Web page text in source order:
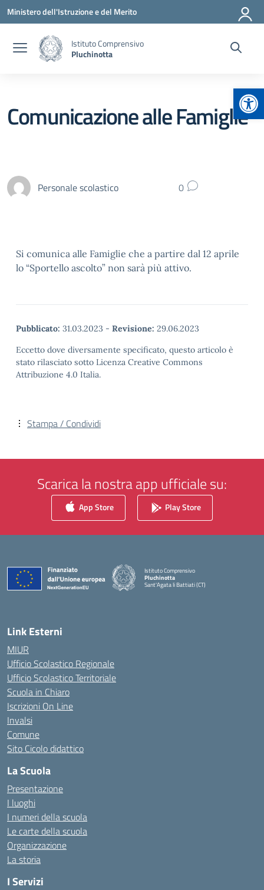
Vai ai contenuti
Vai al menu di navigazione
Vai al footer
Ministero dell'Istruzione e del Merito
Istituto Comprensivo
Pluchinotta
Comunicazione alle Famiglie
Personale scolastico 0
Si comunica alle Famiglie che a partire dal 12 aprile
lo “Sportello ascolto” non sarà più attivo.
Pubblicato: 31.03.2023 - Revisione: 29.06.2023
Eccetto dove diversamente specificato, questo articolo è
stato rilasciato sotto Licenza Creative Commons
Attribuzione 4.0 Italia.
Stampa / Condividi
Scarica la nostra app ufficiale su:
App Store Play Store
Istituto Comprensivo
Pluchinotta
Sant'Agata li Battiati (CT)
— Visita la pagina iniziale della scuola
Link Esterni
MIUR
Ufficio Scolastico Regionale
Ufficio Scolastico Territoriale
Scuola in Chiaro
Iscrizioni On Line
Invalsi
Comune
Sito Cicolo didattico
La Scuola
Presentazione
I luoghi
I numeri della scuola
Le carte della scuola
Organizzazione
La storia
I Servizi